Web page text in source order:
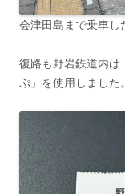
会津田島まで乗車し
復路も野岩鉄道内は
ぷ 」を使用しました。